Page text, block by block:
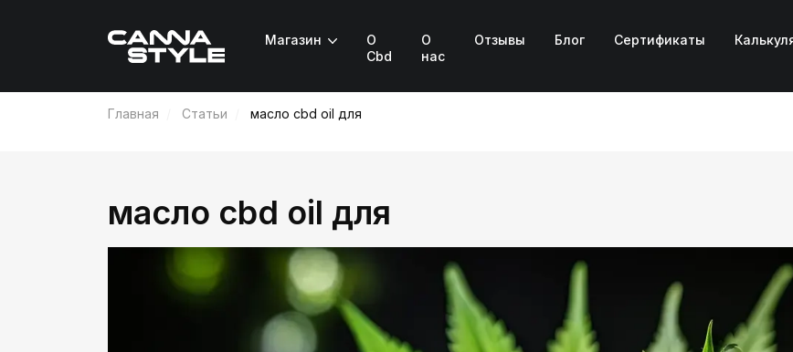
Магазин
О
Cbd
О
нас
Отзывы Блог Сертификаты
Главная Статьи масло cbd oil для
масло cbd oil для